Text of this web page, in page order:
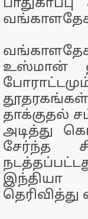
வங்காளதேச
உஸ்மான்
தாக்குதல்
அடித்து
சேர்ந்த